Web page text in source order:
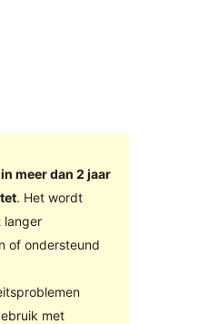
meer dan 2 jaar
. Het wordt
langer
of ondersteund
met